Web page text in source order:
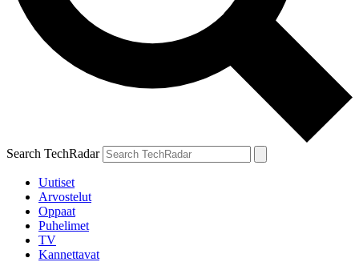
Search TechRadar
Uutiset
Arvostelut
Oppaat
Puhelimet
TV
Kannettavat